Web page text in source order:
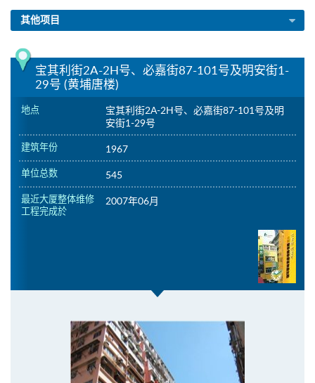
其他项目
宝其利街2A-2H号、必嘉街87-101号及明安街1-
29号 (黄埔唐楼)
地点
宝其利街2A-2H号、必嘉街87-101号及明
安街1-29号
建筑年份 1967
单位总数 545
最近大厦整体维修
工程完成於
2007年06月